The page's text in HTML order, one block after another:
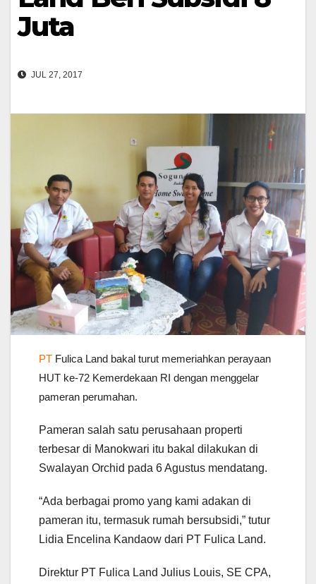
Juta
JUL 27, 2017
PT Fulica Land bakal turut memeriahkan perayaan
HUT ke-72 Kemerdekaan RI dengan menggelar
pameran perumahan.
Pameran salah satu perusahaan properti
terbesar di Manokwari itu bakal dilakukan di
Swalayan Orchid pada 6 Agustus mendatang.
“Ada berbagai promo yang kami adakan di
pameran itu, termasuk rumah bersubsidi,” tutur
Lidia Encelina Kandaow dari PT Fulica Land.
Direktur PT Fulica Land Julius Louis, SE CPA,